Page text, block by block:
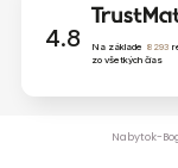
4.8 Na základe 8293
zo všetkých čias
Nabytok-